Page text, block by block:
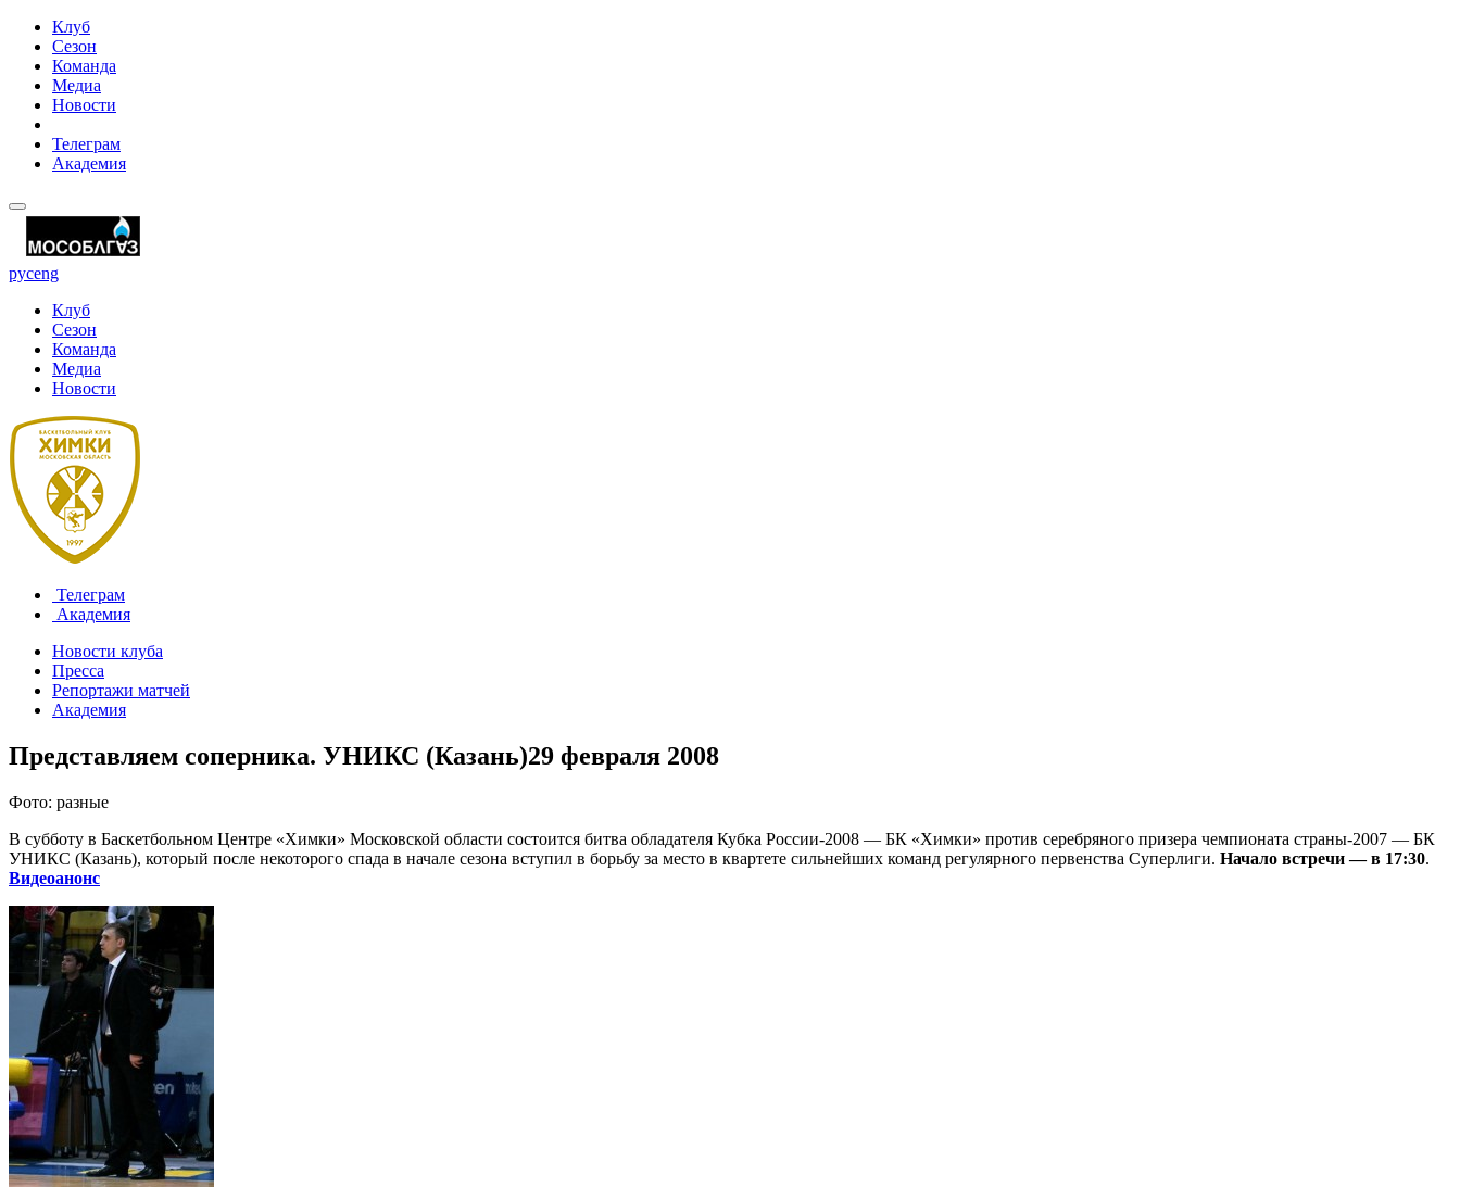
Клуб
Сезон
Команда
Медиа
Новости
Телеграм
Академия
русeng
Клуб
Сезон
Команда
Медиа
Новости
Телеграм
Академия
Новости клуба
Пресса
Репортажи матчей
Академия
Представляем соперника. УНИКС (Казань)29 февраля 2008
Фото: разные
В субботу в Баскетбольном Центре «Химки» Московской области состоится битва обладателя Кубка России-2008 — БК «Химки» против серебряного призера чемпионата страны-2007 — БК
УНИКС (Казань), который после некоторого спада в начале сезона вступил в борьбу за место в квартете сильнейших команд регулярного первенства Суперлиги. Начало встречи — в 17:30.
Видеоанонс